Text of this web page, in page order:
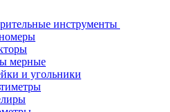
инструменты
мерные
и угольники